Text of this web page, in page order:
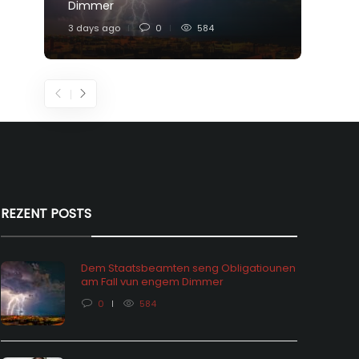
Dimmer
3 days ago 0 584
REZENT POSTS
Dem Staatsbeamten seng Obligatiounen
am Fall vun engem Dimmer
0 584